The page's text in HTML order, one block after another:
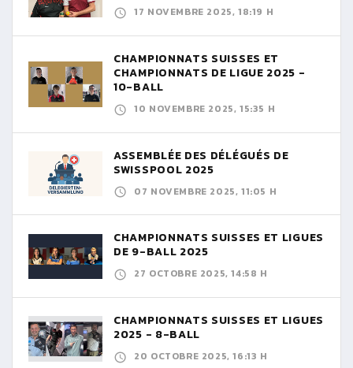
17 NOVEMBRE 2025, 18:19 H
CHAMPIONNATS SUISSES ET
CHAMPIONNATS DE LIGUE 2025 -
10-BALL
10 NOVEMBRE 2025, 15:35 H
ASSEMBLÉE DES DÉLÉGUÉS DE
SWISSPOOL 2025
07 NOVEMBRE 2025, 11:05 H
CHAMPIONNATS SUISSES ET LIGUES
DE 9-BALL 2025
27 OCTOBRE 2025, 14:58 H
CHAMPIONNATS SUISSES ET LIGUES
2025 - 8-BALL
20 OCTOBRE 2025, 16:13 H